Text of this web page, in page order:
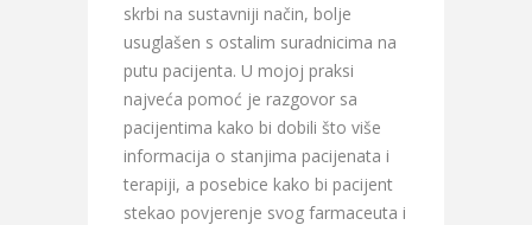
skrbi na sustavniji način, bolje
usuglašen s ostalim suradnicima na
putu pacijenta. U mojoj praksi
najveća pomoć je razgovor sa
pacijentima kako bi dobili što više
informacija o stanjima pacijenata i
terapiji, a posebice kako bi pacijent
stekao povjerenje svog farmaceuta i